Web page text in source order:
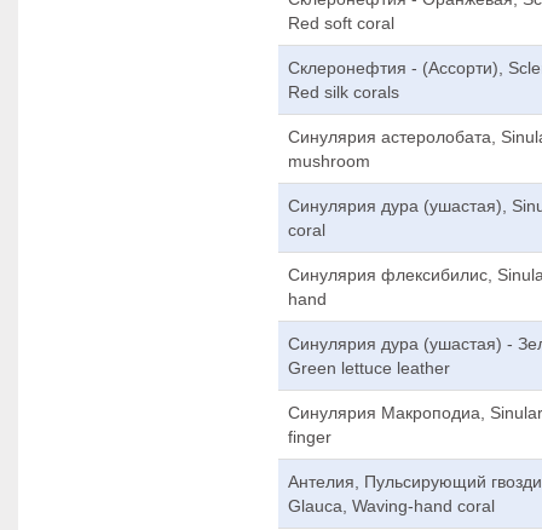
Red soft coral
Склеронефтия - (Ассорти),
Red silk corals
Синулярия астеролобата,
mushroom
Синулярия дура (ушастая),
coral
Синулярия флексибилис,
hand
Синулярия дура (ушастая) -
Green lettuce leather
Синулярия Макроподиа,
finger
Антелия, Пульсирующий
Glauca, Waving-hand coral